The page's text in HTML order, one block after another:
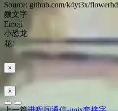
Source: github.com/k4yt3x/flowerhd
颜文字
Emoji
小恐龙
花!
×
×